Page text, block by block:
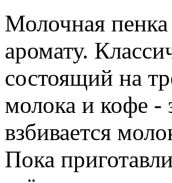
Молочная пенка
аромату.
состоящий на
молока и кофе -
взбивается
Пока